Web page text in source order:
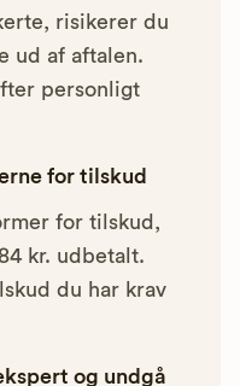
risikerer du
ud af aftalen.
personligt
for tilskud
for tilskud,
kr. udbetalt.
du har krav
og undgå